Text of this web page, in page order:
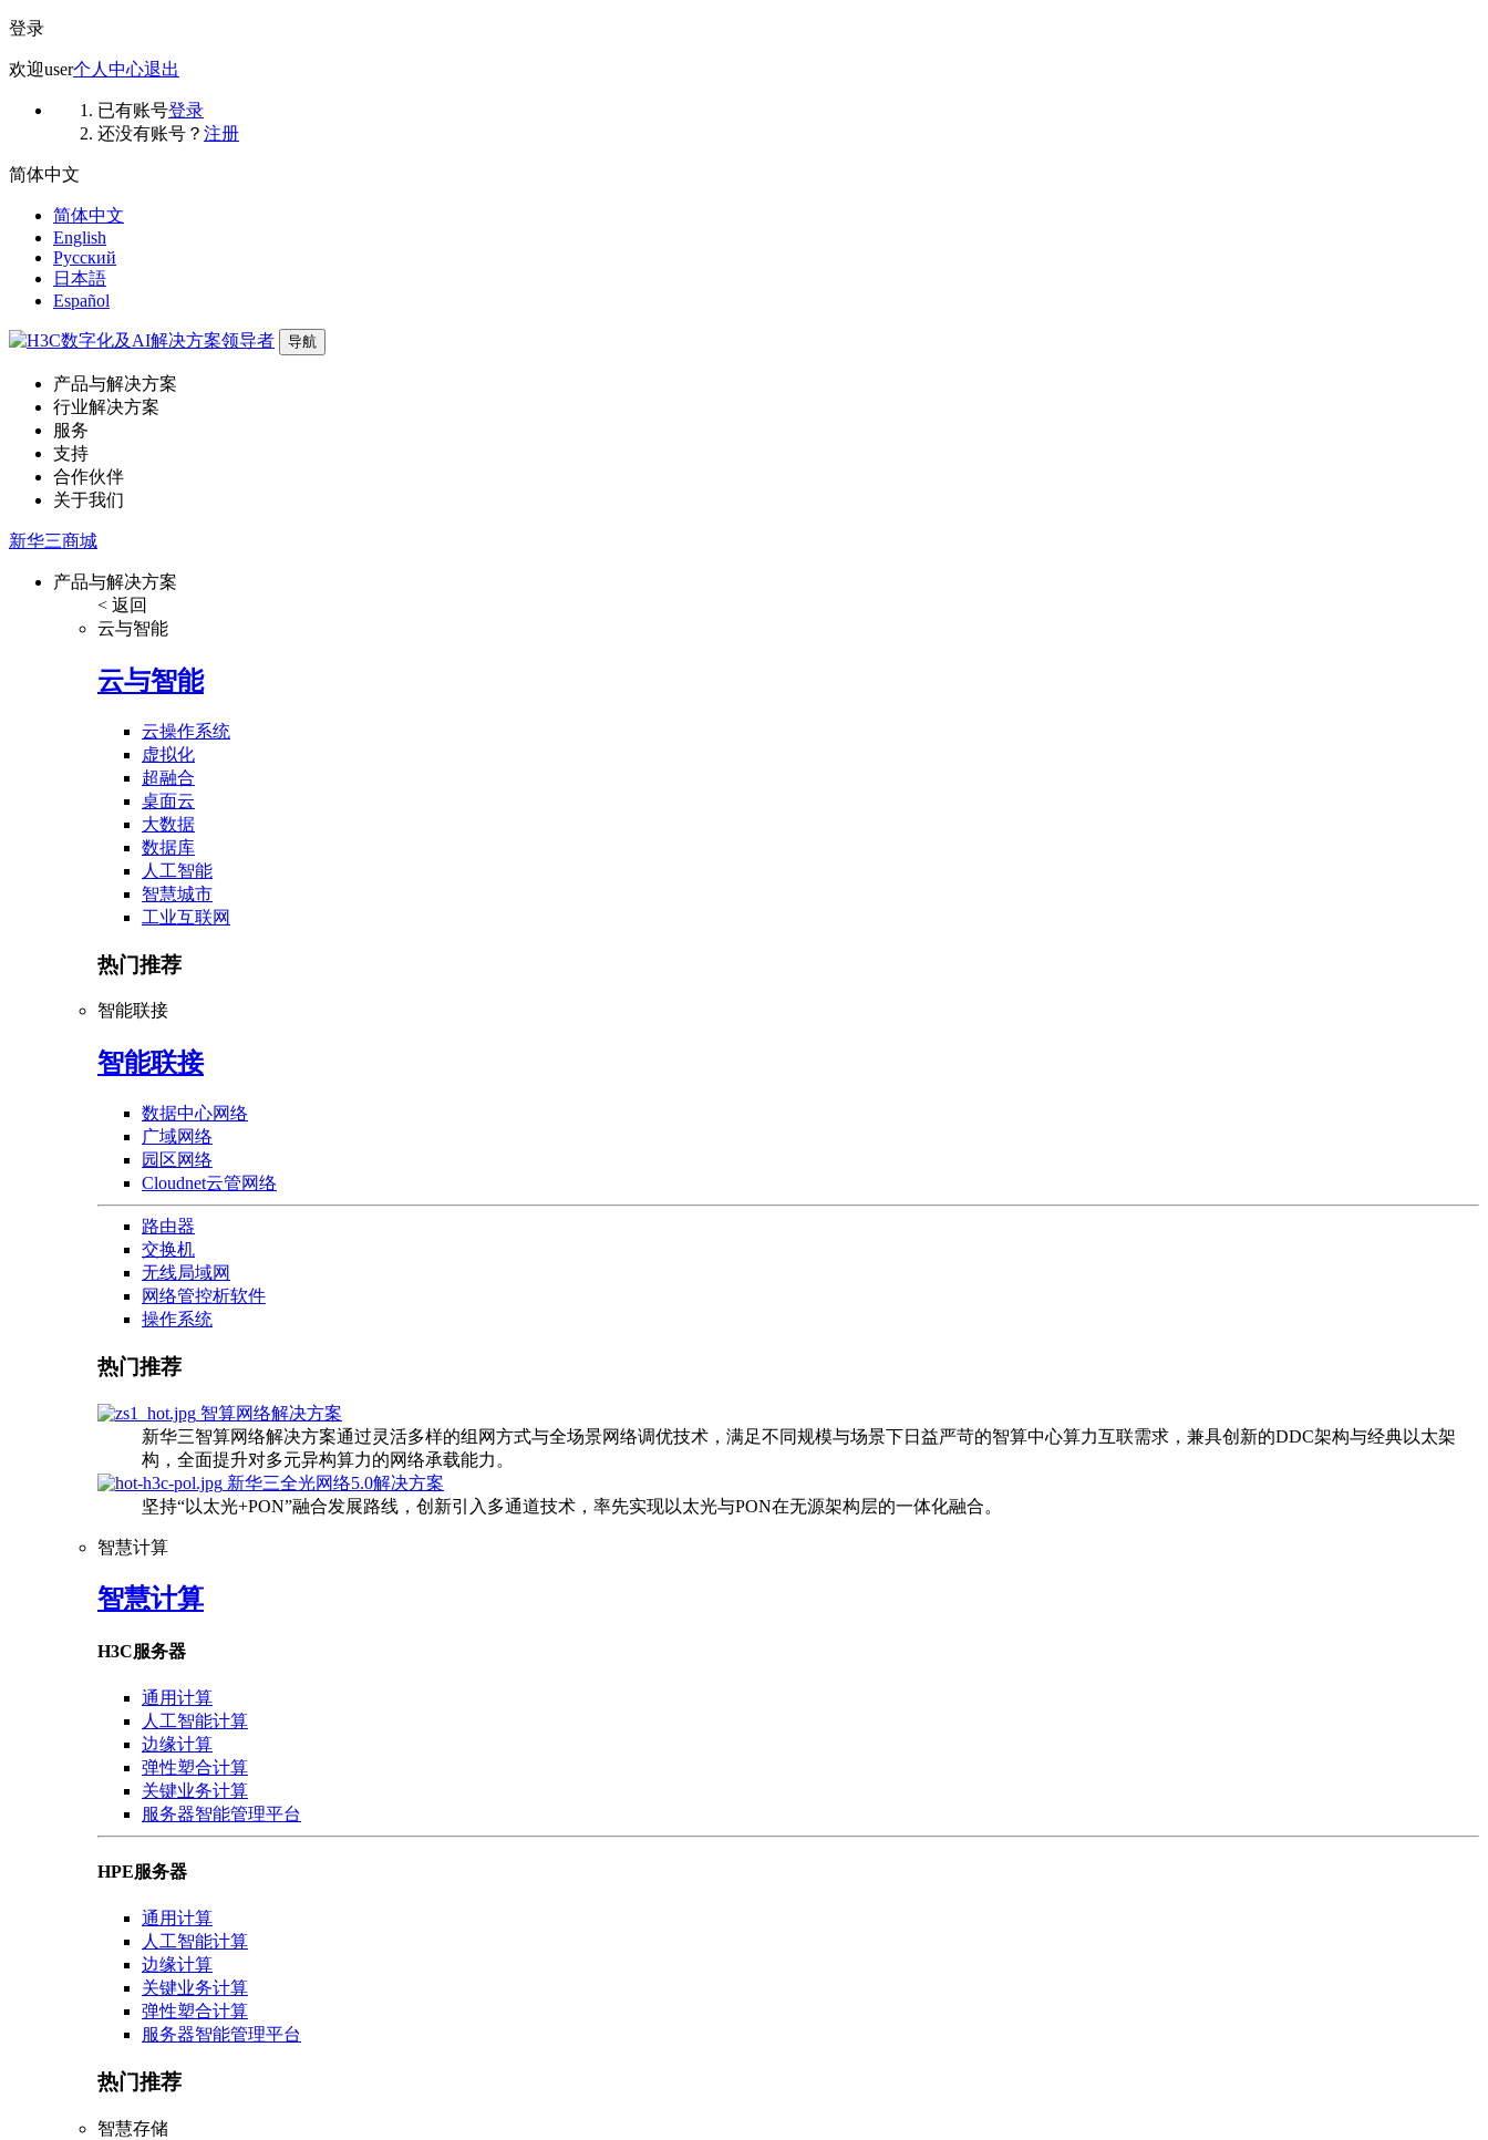
登录
欢迎user个人中心退出
已有账号登录
还没有账号？ 注册
简体中文
简体中文
English
Русский
日本語
Español
导航
产品与解决方案
行业解决方案
服务
支持
合作伙伴
关于我们
新华三商城
产品与解决方案
< 返回
云与智能
云与智能
云操作系统
虚拟化
超融合
桌面云
大数据
数据库
人工智能
智慧城市
工业互联网
热门推荐
智能联接
智能联接
数据中心网络
广域网络
园区网络
Cloudnet云管网络
路由器
交换机
无线局域网
网络管控析软件
操作系统
热门推荐
智算网络解决方案
新华三智算网络解决方案通过灵活多样的组网方式与全场景网络调优技术，满足不同规模与场景下日益严苛的智算中心算力互联需求，兼具创新的DDC架构与经典以太架
构，全面提升对多元异构算力的网络承载能力。
新华三全光网络5.0解决方案
坚持“以太光+PON”融合发展路线，创新引入多通道技术，率先实现以太光与PON在无源架构层的一体化融合。
智慧计算
智慧计算
H3C服务器
通用计算
人工智能计算
边缘计算
弹性塑合计算
关键业务计算
服务器智能管理平台
HPE服务器
通用计算
人工智能计算
边缘计算
关键业务计算
弹性塑合计算
服务器智能管理平台
热门推荐
智慧存储